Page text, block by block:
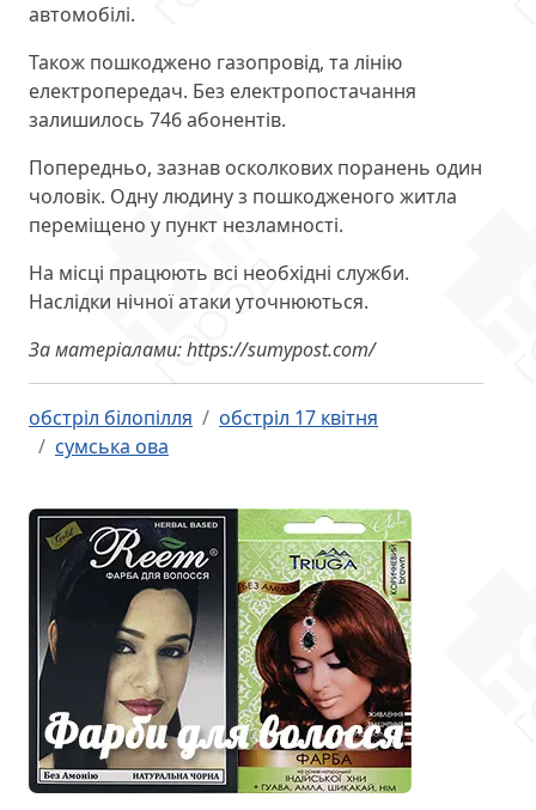
автомобілі.
Також пошкоджено газопровід, та лінію
електропередач. Без електропостачання
залишилось 746 абонентів.
Попередньо, зазнав осколкових поранень один
чоловік. Одну людину з пошкодженого житла
переміщено у пункт незламності.
На місці працюють всі необхідні служби.
Наслідки нічної атаки уточнюються.
За матеріалами: https://sumypost.com/
обстріл білопілля
обстріл 17 квітня
сумська ова